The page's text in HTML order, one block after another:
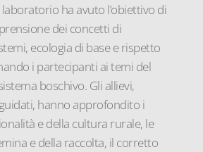
ha avuto l’obiettivo di
dei concetti di
ecologia di base e rispetto
i partecipanti ai temi del
boschivo. Gli allievi,
hanno approfondito i
e della cultura rurale, le
e della raccolta, il corretto